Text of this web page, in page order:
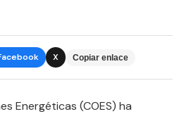
X Copiar enlace
Energéticas (COES) ha